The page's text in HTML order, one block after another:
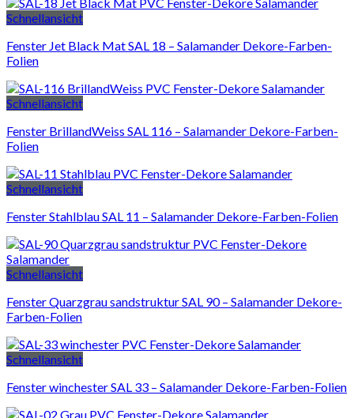
Schnellansicht
Fenster Jet Black Mat SAL 18 – Salamander Dekore-Farben-
Folien
Schnellansicht
Fenster BrillandWeiss SAL 116 – Salamander Dekore-Farben-
Folien
Schnellansicht
Fenster Stahlblau SAL 11 – Salamander Dekore-Farben-Folien
Schnellansicht
Fenster Quarzgrau sandstruktur SAL 90 – Salamander Dekore-
Farben-Folien
Schnellansicht
Fenster winchester SAL 33 – Salamander Dekore-Farben-Folien